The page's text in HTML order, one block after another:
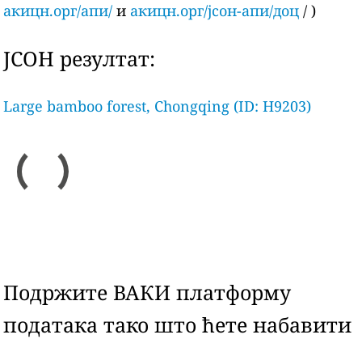
акицн.орг/апи/ и акицн.орг/јсон-апи/доц / )
ЈСОН резултат:
Large bamboo forest, Chongqing (ID: H9203)
Подржите ВАКИ платформу
података тако што ћете набавити